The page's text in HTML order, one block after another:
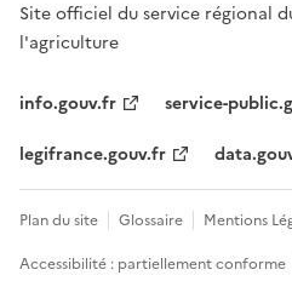
Site officiel du service régional
l'agriculture
info.gouv.fr
service-
legifrance.gouv.fr
Plan du site Glossaire Mentions
Accessibilité : partiellement conforme